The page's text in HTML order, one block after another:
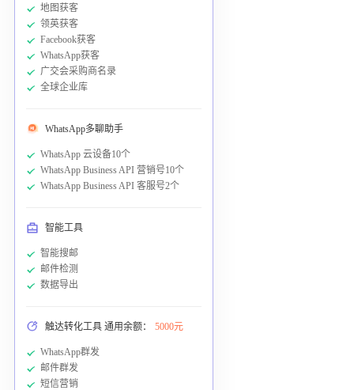
地图获客
领英获客
Facebook获客
WhatsApp获客
广交会采购商名录
全球企业库
WhatsApp多聊助手
WhatsApp 云设备10个
WhatsApp Business API 营销号10个
WhatsApp Business API 客服号2个
智能工具
智能搜邮
邮件检测
数据导出
触达转化工具 通用余额： 5000元
WhatsApp群发
邮件群发
短信营销